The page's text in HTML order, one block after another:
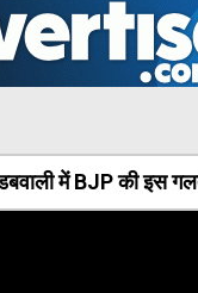
में BJP की इस